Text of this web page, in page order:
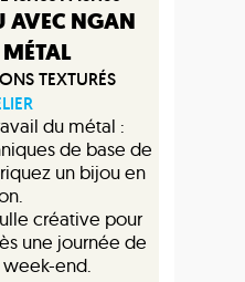
AVEC NGAN
TEXTURÉS
du métal :
de base de
un bijou en
créative pour
une journée de
end.